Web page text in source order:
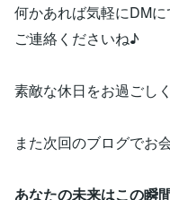
何かあれば気軽にDMに
ご連絡くださいね♪
素敵な休日をお過ごし
また次回のブログでお
あなたの未来はこの瞬